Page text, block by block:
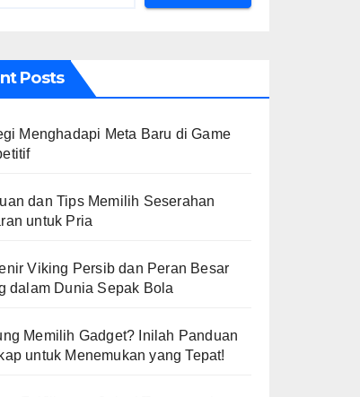
Posts
Menghadapi Meta Baru di Game
dan Tips Memilih Seserahan
untuk Pria
Viking Persib dan Peran Besar
dalam Dunia Sepak Bola
Memilih Gadget? Inilah Panduan
untuk Menemukan yang Tepat!